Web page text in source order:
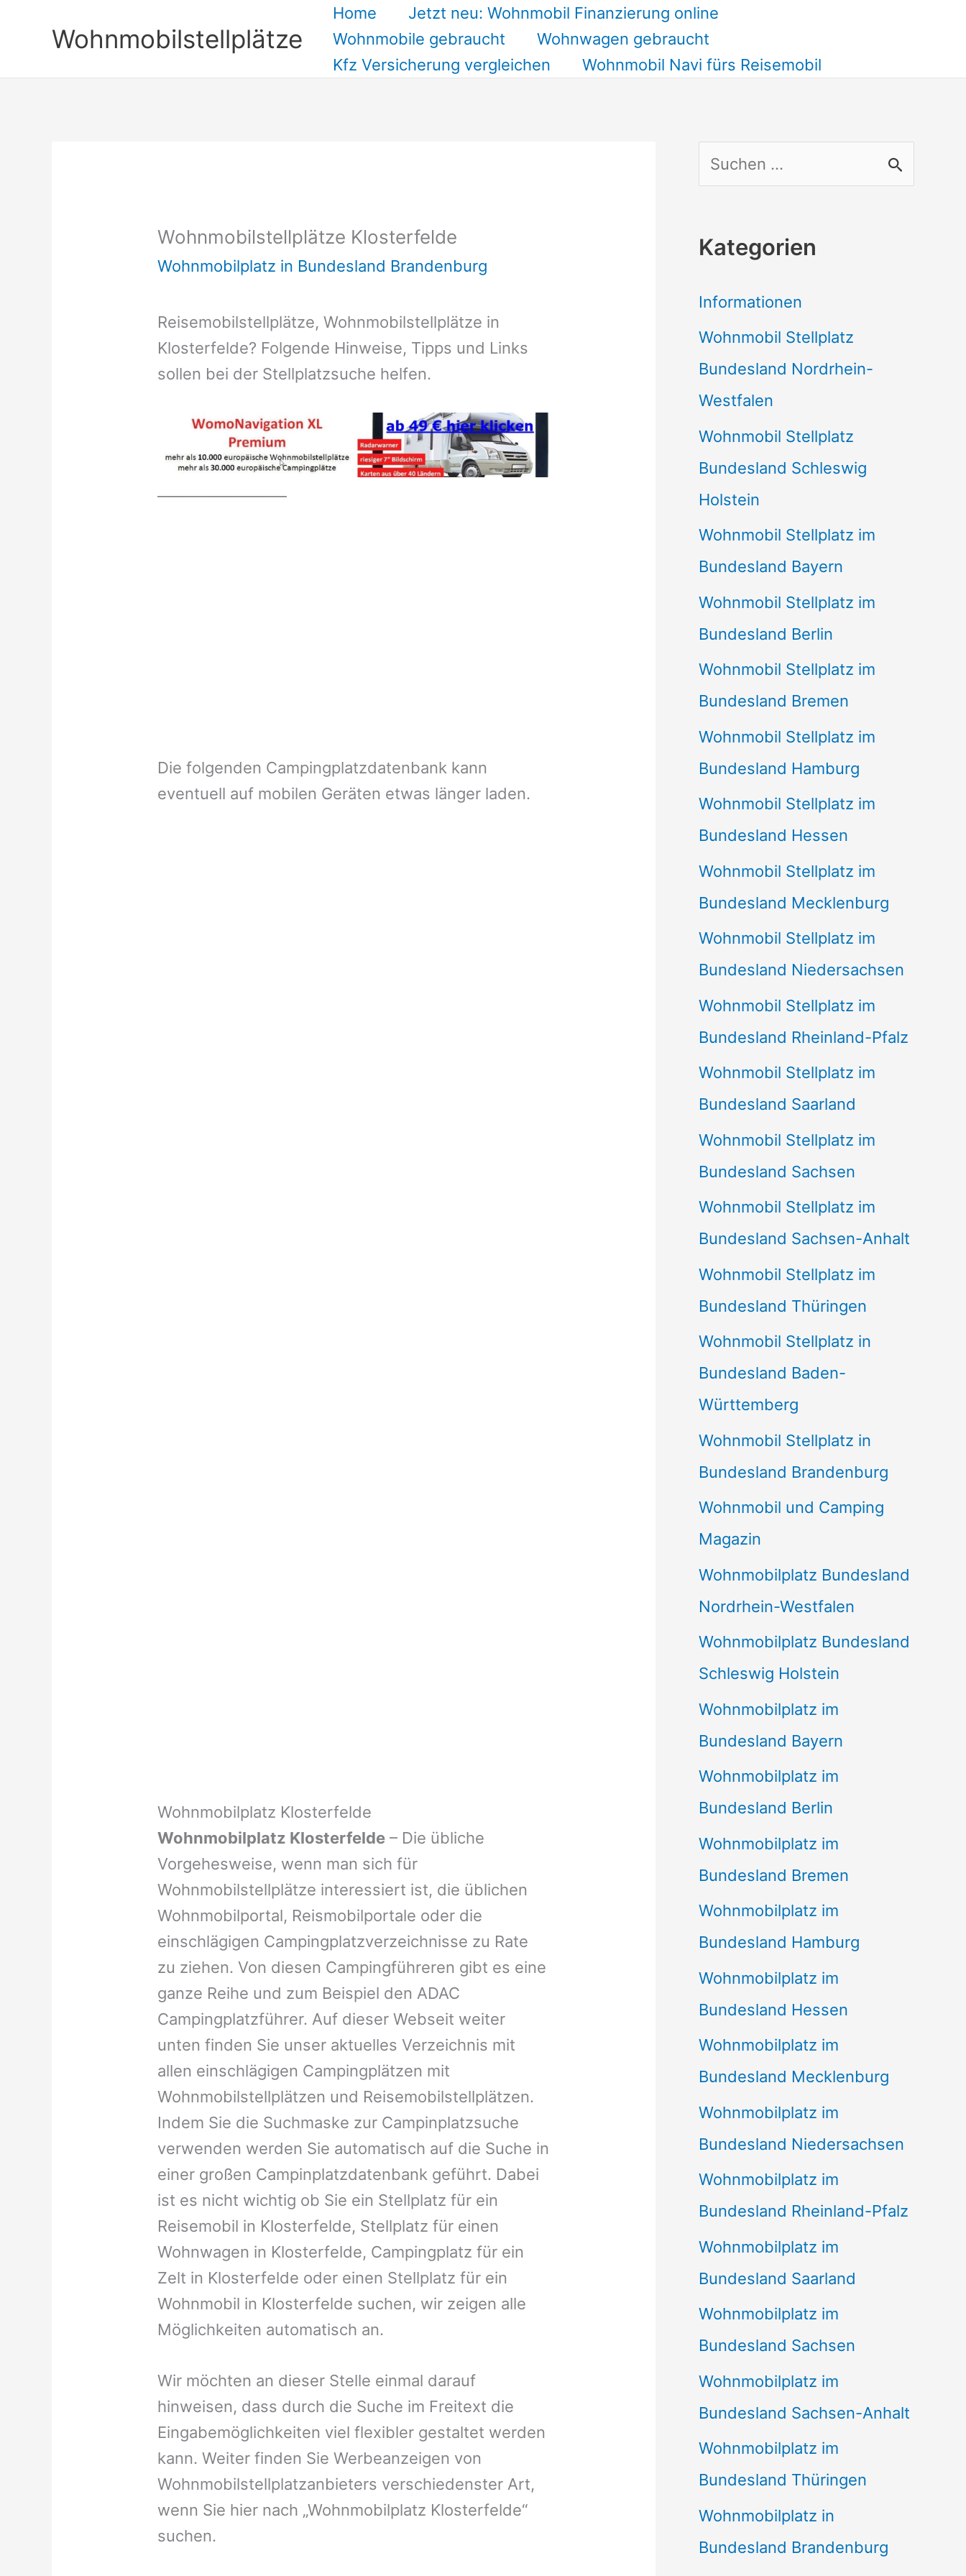
Wohnmobilstellplätze
Home
Jetzt neu: Wohnmobil Finanzierung online
Wohnmobile gebraucht
Wohnwagen gebraucht
Kfz Versicherung vergleichen
Wohnmobil Navi fürs Reisemobil
Wohnmobilstellplätze Klosterfelde
Wohnmobilplatz in Bundesland Brandenburg
Reisemobilstellplätze, Wohnmobilstellplätze in
Klosterfelde? Folgende Hinweise, Tipps und Links
sollen bei der Stellplatzsuche helfen.
Die folgenden Campingplatzdatenbank kann
eventuell auf mobilen Geräten etwas länger laden.
Wohnmobilplatz Klosterfelde
Wohnmobilplatz Klosterfelde– Die übliche
Vorgehesweise, wenn man sich für
Wohnmobilstellplätze interessiert ist, die üblichen
Wohnmobilportal, Reismobilportale oder die
einschlägigen Campingplatzverzeichnisse zu Rate
zu ziehen. Von diesen Campingführeren gibt es eine
ganze Reihe und zum Beispiel den ADAC
Campingplatzführer. Auf dieser Webseit weiter
unten finden Sie unser aktuelles Verzeichnis mit
allen einschlägigen Campingplätzen mit
Wohnmobilstellplätzen und Reisemobilstellplätzen.
Indem Sie die Suchmaske zur Campinplatzsuche
verwenden werden Sie automatisch auf die Suche in
einer großen Campinplatzdatenbank geführt. Dabei
ist es nicht wichtig ob Sie ein Stellplatz für ein
Reisemobil in Klosterfelde, Stellplatz für einen
Wohnwagen in Klosterfelde, Campingplatz für ein
Zelt in Klosterfelde oder einen Stellplatz für ein
Wohnmobil in Klosterfelde suchen, wir zeigen alle
Möglichkeiten automatisch an.
Wir möchten an dieser Stelle einmal darauf
hinweisen, dass durch die Suche im Freitext die
Eingabemöglichkeiten viel flexibler gestaltet werden
kann. Weiter finden Sie Werbeanzeigen von
Wohnmobilstellplatzanbieters verschiedenster Art,
wenn Sie hier nach „Wohnmobilplatz Klosterfelde“
suchen.
u
h
n
a
c
h
:
Kategorien
Informationen
Wohnmobil Stellplatz
Bundesland Nordrhein-
Westfalen
Wohnmobil Stellplatz
Bundesland Schleswig
Holstein
Wohnmobil Stellplatz im
Bundesland Bayern
Wohnmobil Stellplatz im
Bundesland Berlin
Wohnmobil Stellplatz im
Bundesland Bremen
Wohnmobil Stellplatz im
Bundesland Hamburg
Wohnmobil Stellplatz im
Bundesland Hessen
Wohnmobil Stellplatz im
Bundesland Mecklenburg
Wohnmobil Stellplatz im
Bundesland Niedersachsen
Wohnmobil Stellplatz im
Bundesland Rheinland-Pfalz
Wohnmobil Stellplatz im
Bundesland Saarland
Wohnmobil Stellplatz im
Bundesland Sachsen
Wohnmobil Stellplatz im
Bundesland Sachsen-Anhalt
Wohnmobil Stellplatz im
Bundesland Thüringen
Wohnmobil Stellplatz in
Bundesland Baden-
Württemberg
Wohnmobil Stellplatz in
Bundesland Brandenburg
Wohnmobil und Camping
Magazin
Wohnmobilplatz Bundesland
Nordrhein-Westfalen
Wohnmobilplatz Bundesland
Schleswig Holstein
Wohnmobilplatz im
Bundesland Bayern
Wohnmobilplatz im
Bundesland Berlin
Wohnmobilplatz im
Bundesland Bremen
Wohnmobilplatz im
Bundesland Hamburg
Wohnmobilplatz im
Bundesland Hessen
Wohnmobilplatz im
Bundesland Mecklenburg
Wohnmobilplatz im
Bundesland Niedersachsen
Wohnmobilplatz im
Bundesland Rheinland-Pfalz
Wohnmobilplatz im
Bundesland Saarland
Wohnmobilplatz im
Bundesland Sachsen
Wohnmobilplatz im
Bundesland Sachsen-Anhalt
Wohnmobilplatz im
Bundesland Thüringen
Wohnmobilplatz in
Bundesland Brandenburg